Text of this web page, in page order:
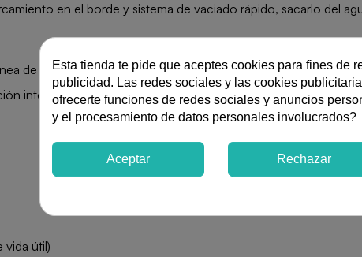
en el borde y sistema de vaciado rápido, sacarlo del
de flotación
inteligente + ultrasonidos
vida útil)
Esta tienda te pide que aceptes cookies para fines de
publicidad. Las redes sociales y las cookies
ofrecerte funciones de redes sociales y anuncios
y el procesamiento de datos personales involucrados?
Aceptar Rechazar